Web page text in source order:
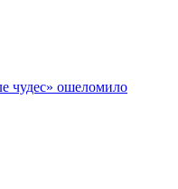
чудес» ошеломило